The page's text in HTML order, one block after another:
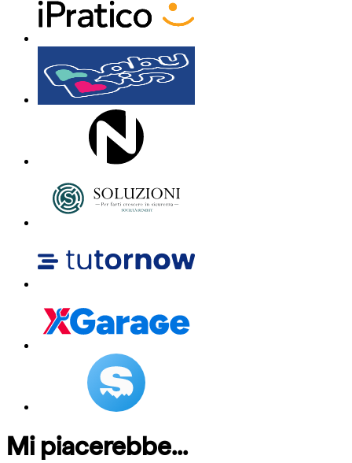
Mi piacerebbe...